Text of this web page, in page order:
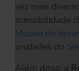
vez mais
acessibilidade
Museu do
unidades do
Além disso, a